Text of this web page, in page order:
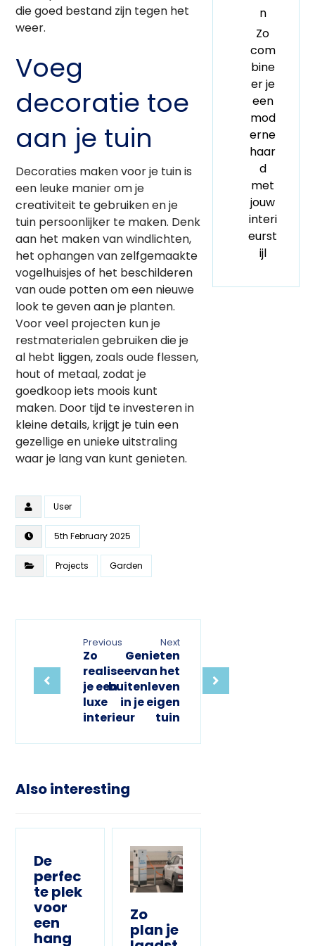
die goed bestand zijn tegen het
weer.
Voeg
decoratie toe
aan je tuin
Decoraties maken voor je tuin is
een leuke manier om je
creativiteit te gebruiken en je
tuin persoonlijker te maken. Denk
aan het maken van windlichten,
het ophangen van zelfgemaakte
vogelhuisjes of het beschilderen
van oude potten om een nieuwe
look te geven aan je planten.
Voor veel projecten kun je
restmaterialen gebruiken die je
al hebt liggen, zoals oude flessen,
hout of metaal, zodat je
goedkoop iets moois kunt
maken. Door tijd te investeren in
kleine details, krijgt je tuin een
gezellige en unieke uitstraling
waar je lang van kunt genieten.
User
5th February 2025
Projects Garden
Previous
Zo
realiseer
je een
luxe
interieur
Next
Genieten
van het
buitenleven
in je eigen
tuin
Also interesting
De
perfec
te plek
voor
een
hang
Zo
plan je
n
Zo
com
bine
er je
een
mod
erne
haar
d
met
jouw
interi
eurst
ijl